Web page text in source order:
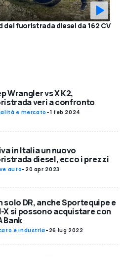
del fuoristrada diesel da 162 CV
Wrangler vs X K2,
veri a confronto
e mercato-1 feb 2024
in Italia un nuovo
diesel, ecco i prezzi
auto- 20 apr 2023
solo DR, anche Sportequipe e
X si possono acquistare con
Bank
e Industria- 26 lug 2022